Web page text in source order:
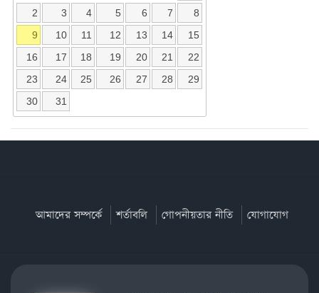
2
3 4 5 6 7
8
9
10 11 12 13 14
15
16
17 18 19 20 21
22
23
24 25 26 27 28
29
30
31
আমাদের সম্পর্কে শর্তাবলি গোপনীয়তার নীতি যোগাযোগ